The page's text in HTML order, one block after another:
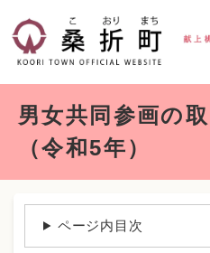
先
男女共同参画の
（令和5年）
ページ内目次